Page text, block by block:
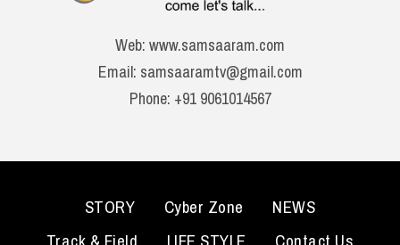
Web: www.samsaaram.com
Email: samsaaramtv@gmail.com
Phone: +91 9061014567
STORY Cyber Zone
NEWS